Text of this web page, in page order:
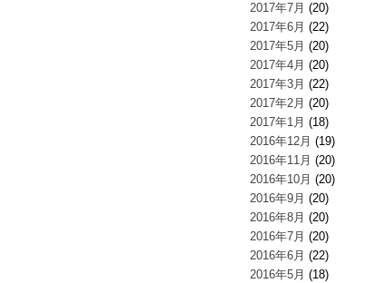
2017年7月 (20)
2017年6月 (22)
2017年5月 (20)
2017年4月 (20)
2017年3月 (22)
2017年2月 (20)
2017年1月 (18)
2016年12月 (19)
2016年11月 (20)
2016年10月 (20)
2016年9月 (20)
2016年8月 (20)
2016年7月 (20)
2016年6月 (22)
2016年5月 (18)